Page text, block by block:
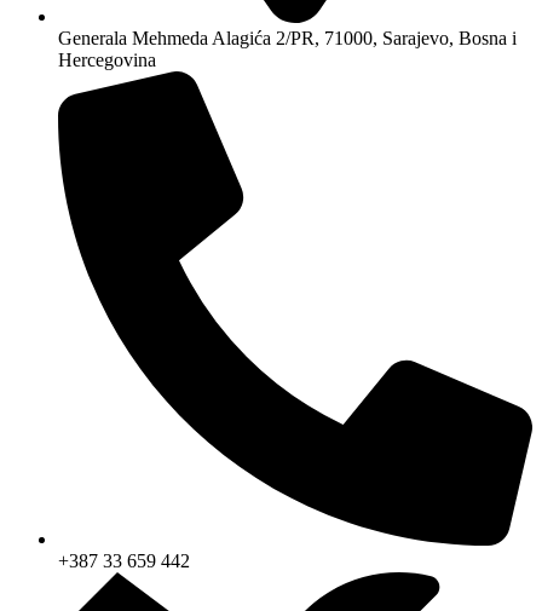
Generala Mehmeda Alagića 2/PR, 71000, Sarajevo, Bosna i
Hercegovina
+387 33 659 442